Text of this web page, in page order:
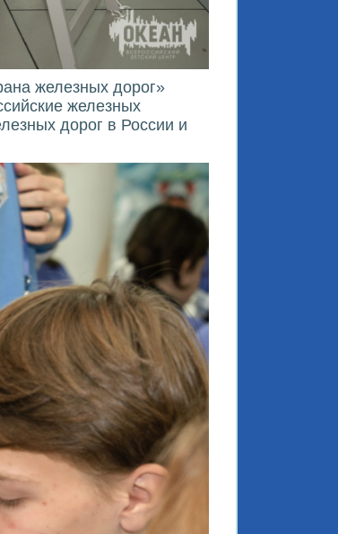
железных дорог»
железных
дорог в России и